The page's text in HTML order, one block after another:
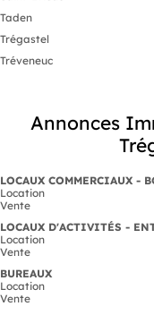
Taden
Trégastel
Tréveneuc
Annonces
LOCAUX COMMERCIAUX -
Location
Vente
LOCAUX D'ACTIVITÉS -
Location
Vente
BUREAUX
Location
Vente